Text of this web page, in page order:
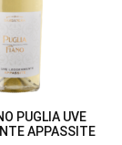
PUGLIA UVE
APPASSITE